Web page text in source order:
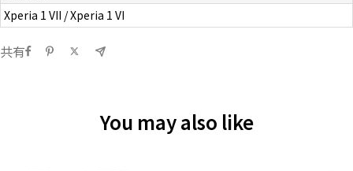
Xperia 1 VII / Xperia 1 VI
共有
You may also like